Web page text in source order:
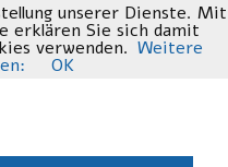
unserer Dienste. Mit
erklären Sie sich damit
verwenden. Weitere
OK